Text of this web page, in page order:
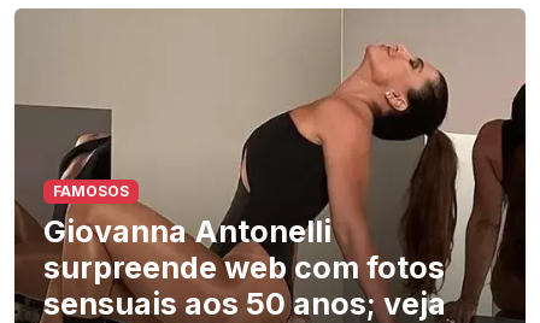
FAMOSOS
Giovanna Antonelli
surpreende web com fotos
sensuais aos 50 anos; veja